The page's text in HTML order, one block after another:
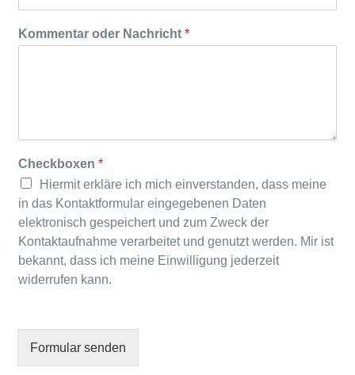
Kommentar oder Nachricht *
Checkboxen *
Hiermit erkläre ich mich einverstanden, dass meine
in das Kontaktformular eingegebenen Daten
elektronisch gespeichert und zum Zweck der
Kontaktaufnahme verarbeitet und genutzt werden. Mir ist
bekannt, dass ich meine Einwilligung jederzeit
widerrufen kann.
Formular senden